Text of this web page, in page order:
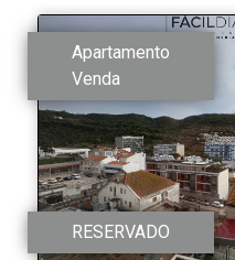
Apartamento
Venda
RESERVADO